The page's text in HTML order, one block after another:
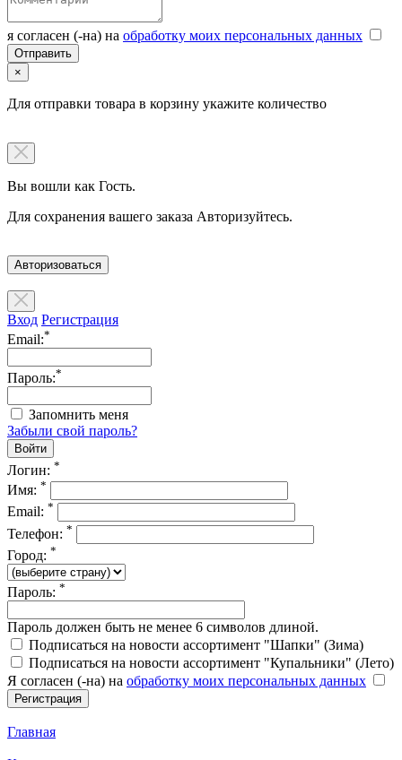
я согласен (-на) на обработку моих персональных данных
×
Для отправки товара в корзину укажите количество
Вы вошли как Гость.
Для сохранения вашего заказа Авторизуйтесь.
Авторизоваться
Вход Регистрация
Email:*
Пароль:*
Запомнить меня
Забыли свой пароль?
Логин: *
Имя: *
Email: *
Телефон: *
Город: *
Пароль: *
Пароль должен быть не менее 6 символов длиной.
Подписаться на новости ассортимент "Шапки" (Зима)
Подписаться на новости ассортимент "Купальники" (Лето)
Я согласен (-на) на обработку моих персональных данных
Главная